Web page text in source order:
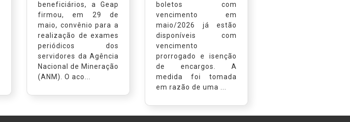
beneficiários, a Geap
firmou, em 29 de
maio, convênio para a
realização de exames
periódicos dos
servidores da Agência
Nacional de Mineração
(ANM). O aco...
boletos com
vencimento em
maio/2026 já estão
disponíveis com
vencimento
prorrogado e isenção
de encargos. A
medida foi tomada
em razão de uma ...